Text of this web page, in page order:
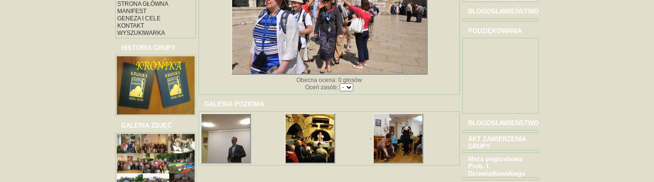
STRONA GŁÓWNA
MANIFEST
GENEZA I CELE
KONTAKT
WYSZUKIWARKA
HISTORIA GRUPY
GALERIA ZDJĘĆ
Obecna ocena: 0 głosów
Oceń zasób:
GALERIA POZIOMA
BŁOGOSŁAWIEŃSTWO
PODZIĘKOWANIA
BŁOGOSŁAWIEŃSTWO
AKT ZAWIERZENIA
GRUPY
Msza pogrzebowa
Prob. I.
Dziewiątkowskiego